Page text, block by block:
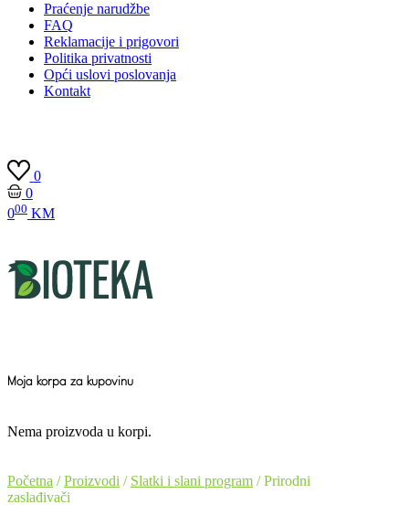
Praćenje narudžbe
FAQ
Reklamacije i prigovori
Politika privatnosti
Opći uslovi poslovanja
Kontakt
0
0
000 KM
Moja korpa za kupovinu
Nema proizvoda u korpi.
Početna /Proizvodi / Slatki i slani program / Prirodni
zaslađivači